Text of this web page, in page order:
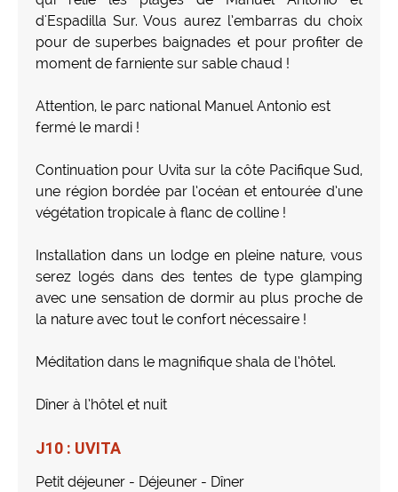
d'Espadilla Sur. Vous aurez l’embarras du choix
pour de superbes baignades et pour profiter de
moment de farniente sur sable chaud !
Attention, le parc national Manuel Antonio est
fermé le mardi !
Continuation pour Uvita sur la côte Pacifique Sud,
une région bordée par l’océan et entourée d’une
végétation tropicale à flanc de colline !
Installation dans un lodge en pleine nature, vous
serez logés dans des tentes de type glamping
avec une sensation de dormir au plus proche de
la nature avec tout le confort nécessaire !
Méditation dans le magnifique shala de l’hôtel.
Dîner à l’hôtel et nuit
J10 : UVITA
Petit déjeuner - Déjeuner - Dîner